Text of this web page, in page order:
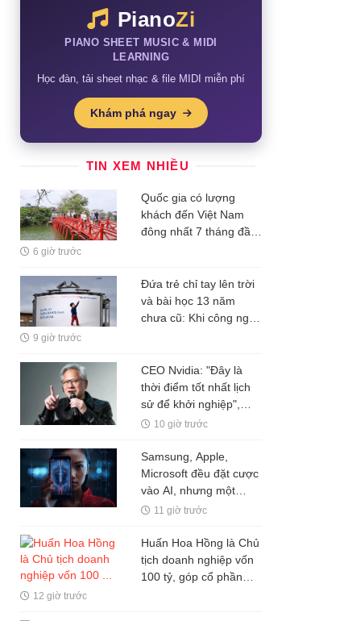
PianoZi
PIANO SHEET MUSIC & MIDI
LEARNING
Học đàn, tải sheet nhạc & file MIDI miễn phí
Khám phá ngay
TIN XEM NHIỀU
Quốc gia có lượng
khách đến Việt Nam
đông nhất 7 tháng đầu
Ấn Độ
6 giờ trước
Đứa trẻ chỉ tay lên trời
và bài học 13 năm
chưa cũ: Khi công nghệ
9 giờ trước
CEO Nvidia: "Đây là
thời điểm tốt nhất lịch
sử để khởi nghiệp",
nhiều người thất bại chỉ
cũng hiểu nhưng ít khi
vượt qua được
10 giờ trước
Samsung, Apple,
Microsoft đều đặt cược
vào AI, nhưng một
nghịch lý đang xuất
phải lúc nào cũng dùng
11 giờ trước
Huấn Hoa Hồng là Chủ
tịch doanh nghiệp vốn
100 tỷ, góp cổ phần
12 giờ trước